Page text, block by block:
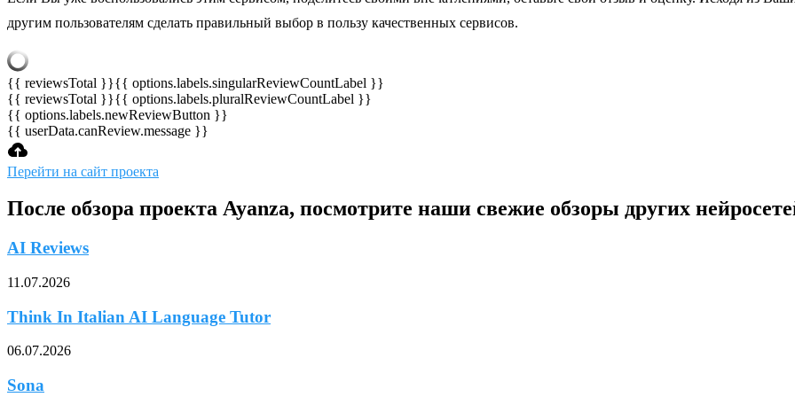
другим пользователям сделать правильный выбор в пользу качественных сервисов.
{{ reviewsTotal }}{{ options.labels.singularReviewCountLabel }}
{{ reviewsTotal }}{{ options.labels.pluralReviewCountLabel }}
{{ options.labels.newReviewButton }}
{{ userData.canReview.message }}
Перейти на сайт проекта
После обзора проекта Ayanza, посмотрите наши свежие обзоры других
AI Reviews
11.07.2026
Think In Italian AI Language Tutor
06.07.2026
Sona